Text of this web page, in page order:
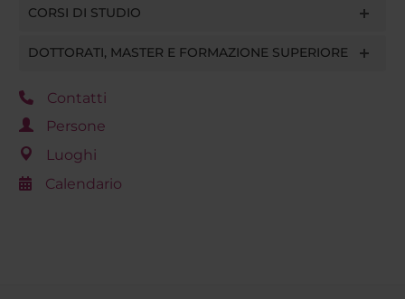
CORSI DI STUDIO
DOTTORATI, MASTER E FORMAZIONE SUPERIORE
Contatti
Persone
Luoghi
Calendario